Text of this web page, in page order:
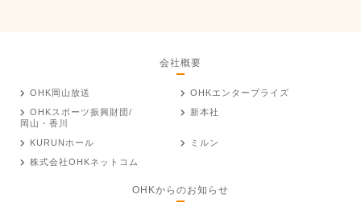
会社概要
OHK岡山放送
OHKエンタープライズ
OHKスポーツ振興財団/
岡山・香川
新本社
KURUNホール
ミルン
株式会社OHKネットコム
OHKからのお知らせ